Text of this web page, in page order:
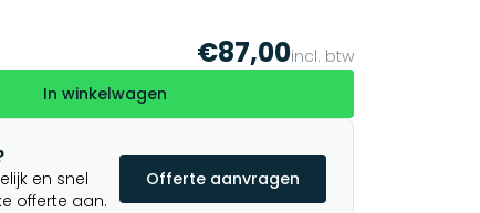
€87,00incl. btw
In winkelwagen
en snel
offerte aan.
Offerte aanvragen